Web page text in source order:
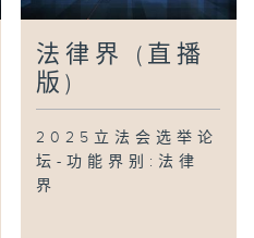
法律界 (直播
版)
2025立法会选举论
坛-功能界别:法律
界